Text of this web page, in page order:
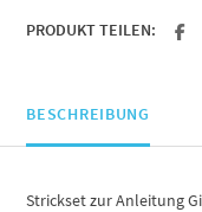
PRODUKT TEILEN:
BESCHREIBUNG
Strickset zur Anleitung